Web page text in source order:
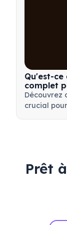
Qu'est-
complet
Découvrez
crucial
Prêt